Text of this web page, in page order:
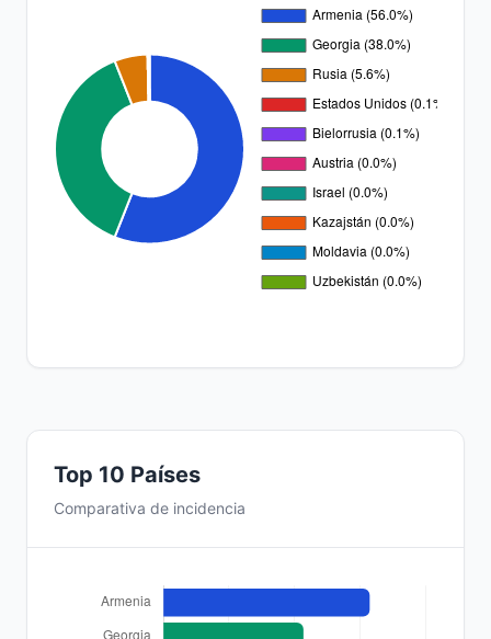
Top 10 Países
Comparativa de incidencia